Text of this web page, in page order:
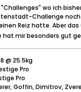
wo ich
Challenge
Reiz hatte. Aber
hat mir besonders gut
@ 25.5kg
Pro
Pro
Goffin, Dimitrov,